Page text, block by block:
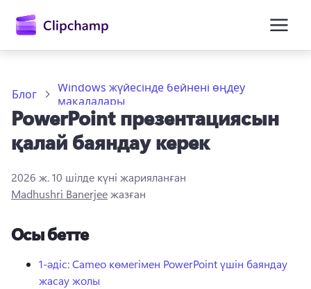
Тегін қолданып көру
Блог
Windows жүйесінде бейнені өңдеу
мақалалары
PowerPoint презентациясын
қалай баяндау керек
2026 ж. 10 шілде күні жарияланған
Madhushri Banerjeeжазған
Осы бетте
1-әдіс: Cameo көмегімен PowerPoint үшін баяндау
жасау жолы